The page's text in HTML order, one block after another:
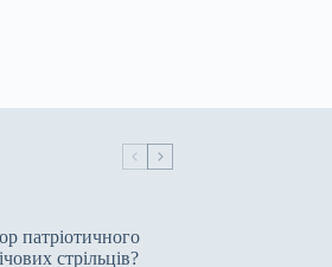
патріотичного
стрільців?